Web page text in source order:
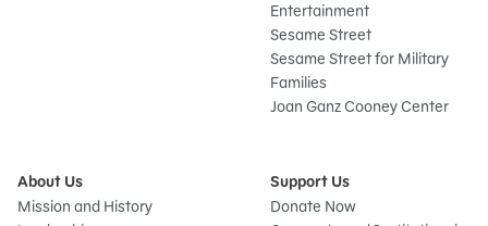
Entertainment
Sesame Street
Sesame Street for Military
Families
Joan Ganz Cooney Center
About Us
Mission and History
Support Us
Donate Now